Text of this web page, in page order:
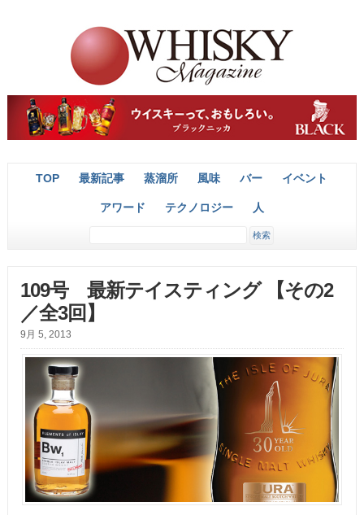
TOP 最新記事 蒸溜所 風味 バー イベント
アワード テクノロジー 人
109号 最新テイスティング 【その2
／全3回】
9月 5, 2013